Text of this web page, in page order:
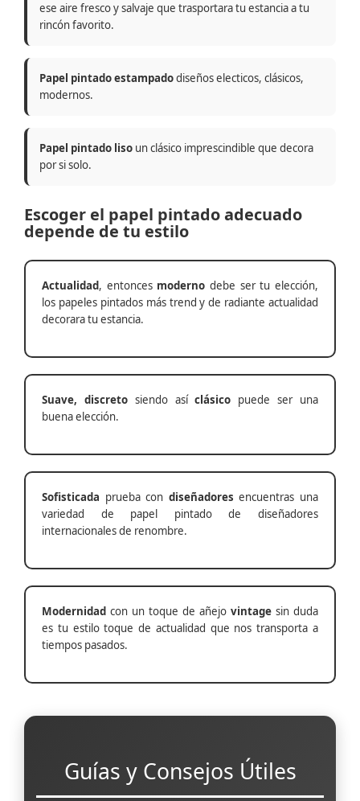
ese aire fresco y salvaje que trasportara tu estancia a tu
rincón favorito.
Papel pintado estampadodiseños electicos, clásicos,
modernos.
Papel pintado liso un clásico imprescindible que decora
por si solo.
Escoger el papel pintado adecuado
depende de tu estilo
Actualidad, entonces moderno debe ser tu elección,
los papeles pintados más trend y de radiante actualidad
decorara tu estancia.
Suave, discretosiendo asíclásico puede ser una
buena elección.
Sofisticada prueba con diseñadores encuentras una
variedad de papel pintado de diseñadores
internacionales de renombre.
Modernidad con un toque de añejo vintage sin duda
es tu estilo toque de actualidad que nos transporta a
tiempos pasados.
Guías y Consejos Útiles